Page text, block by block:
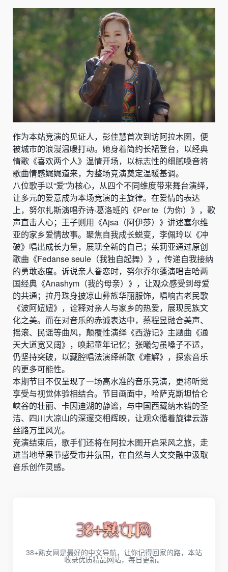
作为本站竞演的见证人，彭佳慧首次到访阿拉木图，便
被城市的浪漫温暖打动。她身着简约长裙登台，以经典
情歌《喜欢两个人》温情开场，以标志性的细腻嗓音将
歌曲情感娓娓道来，为整场竞演奠定温暖基调。
八位歌手以“爱”为核心，从四个不同维度带来舞台演绎，
让多元的爱意成为本场竞演的主旋律。在爱情的表达
上，努尔扎斯演唱乔诗·葛洛班的《Per te（为你）》，歌
声直击人心；王子则用《Ajsa（阿伊莎）》讲述塞尔维
亚的家乡爱情故事。聚焦自我成长蜕变，李佩玲以《冲
破》唱出成长力量，展现全新的自己；茱莉亚通过原创
歌曲《Fedanse seule（我独自起舞）》，传递自我接纳
的勇敢态度。诉说亲人眷恋时，努尔乔尔蓬演唱吉哈两
国经典《Anashym（我的母亲）》，让观众感受到母爱
的共通；拉丹珠身披凉山彝族华丽服饰，唱响古老民歌
《波阿妞妞》，诠释对亲人与家乡的热爱，展现民族文
化之美。而在对音乐的赤诚表达中，蔡程昱融合美声、
摇滚、民谣等曲风，颠覆性演绎《西游记》主题曲《通
天大道宽又阔》，唤起童年记忆；张曦匀虽嗓子不适，
仍坚持突破，以藏腔唱法演绎新歌《难解》，探索音乐
的更多可能性。
本期节目不仅呈现了一场高水准的音乐竞演，更将听觉
享受与视觉体验相结合。节目画面中，哈萨克斯坦恰仑
峡谷的壮丽、卡因迪湖的静谧，与中国西藏纳木错的圣
洁、四川大凉山的深邃交相辉映，让观众循着旋律云游
丝路万里风光。
竞演结束后，歌手们还将在阿拉木图开启采风之旅，走
进当地苹果节感受市井氛围，在自然与人文交融中汲取
音乐创作灵感。
38+熟女网是最好的中文导航，让你记得回家的路，本站
收录优质精品网站，每日更新。